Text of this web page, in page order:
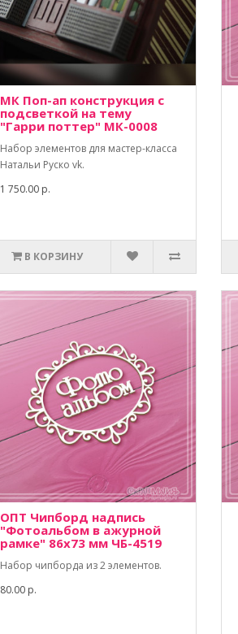
МК Поп-ап конструкция с
подсветкой на тему
"Гарри поттер" МК-0008
Набор элементов для мастер-класса
Натальи Руско vk.
1 750.00 р.
В КОРЗИНУ
ОПТ Чипборд надпись
"Фотоальбом в ажурной
рамке" 86х73 мм ЧБ-4519
Набор чипборда из 2 элементов.
80.00 р.